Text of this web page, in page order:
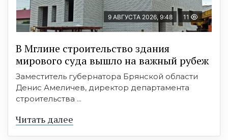
9 АВГУСТА 2026, 9:48 11
В Мглине строительство здания
мирового суда вышло на важный рубеж
Заместитель губернатора Брянской области
Денис Амеличев, директор департамента
строительства ...
Читать далее